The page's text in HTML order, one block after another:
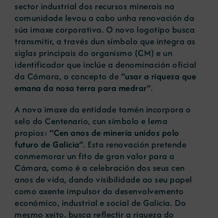
sector industrial dos recursos minerais na
comunidade levou a cabo unha renovación da
súa imaxe corporativa. O novo logotipo busca
transmitir, a través dun símbolo que integra as
siglas principais do organismo (CM) e un
identificador que inclúe a denominación oficial
da Cámara, o concepto de “usar a riqueza que
emana da nosa terra para medrar”.
A nova imaxe da entidade tamén incorpora o
selo do Centenario, cun símbolo e lema
propios: “Cen anos de minería unidos polo
futuro de Galicia”. Esta renovación pretende
conmemorar un fito de gran valor para a
Cámara, como é a celebración dos seus cen
anos de vida, dando visibilidade ao seu papel
como axente impulsor do desenvolvemento
económico, industrial e social de Galicia. Do
mesmo xeito, busca reflectir a riqueza do